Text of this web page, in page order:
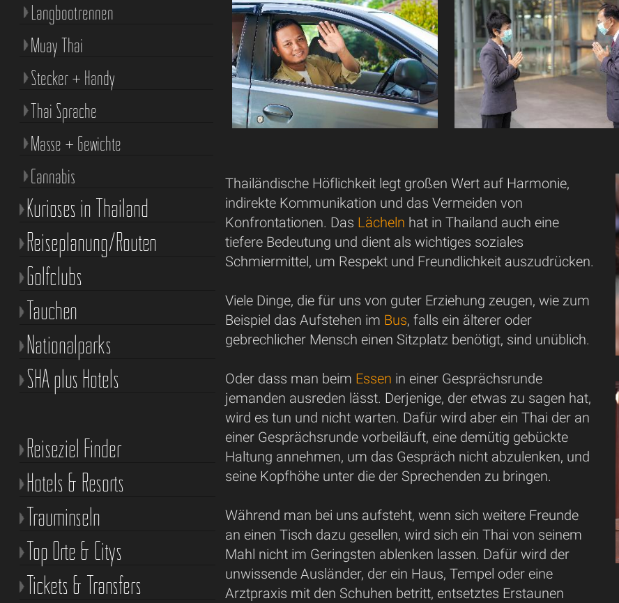
Thailändische Höflichkeit legt großen Wert auf Harmonie,
indirekte Kommunikation und das Vermeiden von
Konfrontationen. Das Lächeln hat in Thailand auch eine
tiefere Bedeutung und dient als wichtiges soziales
Schmiermittel, um Respekt und Freundlichkeit auszudrücken.
Viele Dinge, die für uns von guter Erziehung zeugen, wie zum
Beispiel das Aufstehen im Bus, falls ein älterer oder
gebrechlicher Mensch einen Sitzplatz benötigt, sind unüblich.
Oder dass man beim Essen in einer Gesprächsrunde
jemanden ausreden lässt. Derjenige, der etwas zu sagen hat,
wird es tun und nicht warten. Dafür wird aber ein Thai der an
einer Gesprächsrunde vorbeiläuft, eine demütig gebückte
Haltung annehmen, um das Gespräch nicht abzulenken, und
seine Kopfhöhe unter die der Sprechenden zu bringen.
Während man bei uns aufsteht, wenn sich weitere Freunde
an einen Tisch dazu gesellen, wird sich ein Thai von seinem
Mahl nicht im Geringsten ablenken lassen. Dafür wird der
unwissende Ausländer, der ein Haus, Tempel oder eine
Arztpraxis mit den Schuhen betritt, entsetztes Erstaunen
Langbootrennen
Muay Thai
Stecker + Handy
Thai Sprache
Masse + Gewichte
Cannabis
Kurioses in Thailand
Reiseplanung/Routen
Golfclubs
Tauchen
Nationalparks
SHA plus Hotels
Reiseziel Finder
Hotels & Resorts
Trauminseln
Top Orte & Citys
Tickets & Transfers